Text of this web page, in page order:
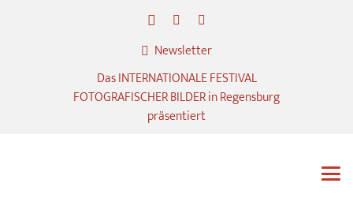
Newsletter
Das INTERNATIONALE FESTIVAL
FOTOGRAFISCHER BILDER in Regensburg
präsentiert